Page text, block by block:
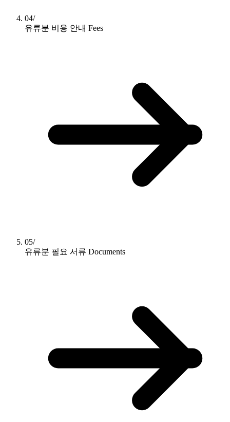
04/
유류분 비용 안내 Fees
05/
유류분 필요 서류 Documents